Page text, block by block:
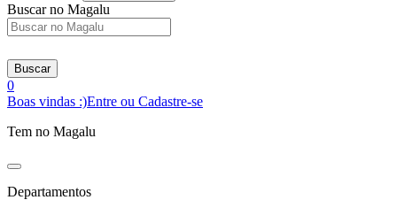
Buscar no Magalu
Buscar
0
Boas vindas :)Entre ou Cadastre-se
Tem no Magalu
Departamentos